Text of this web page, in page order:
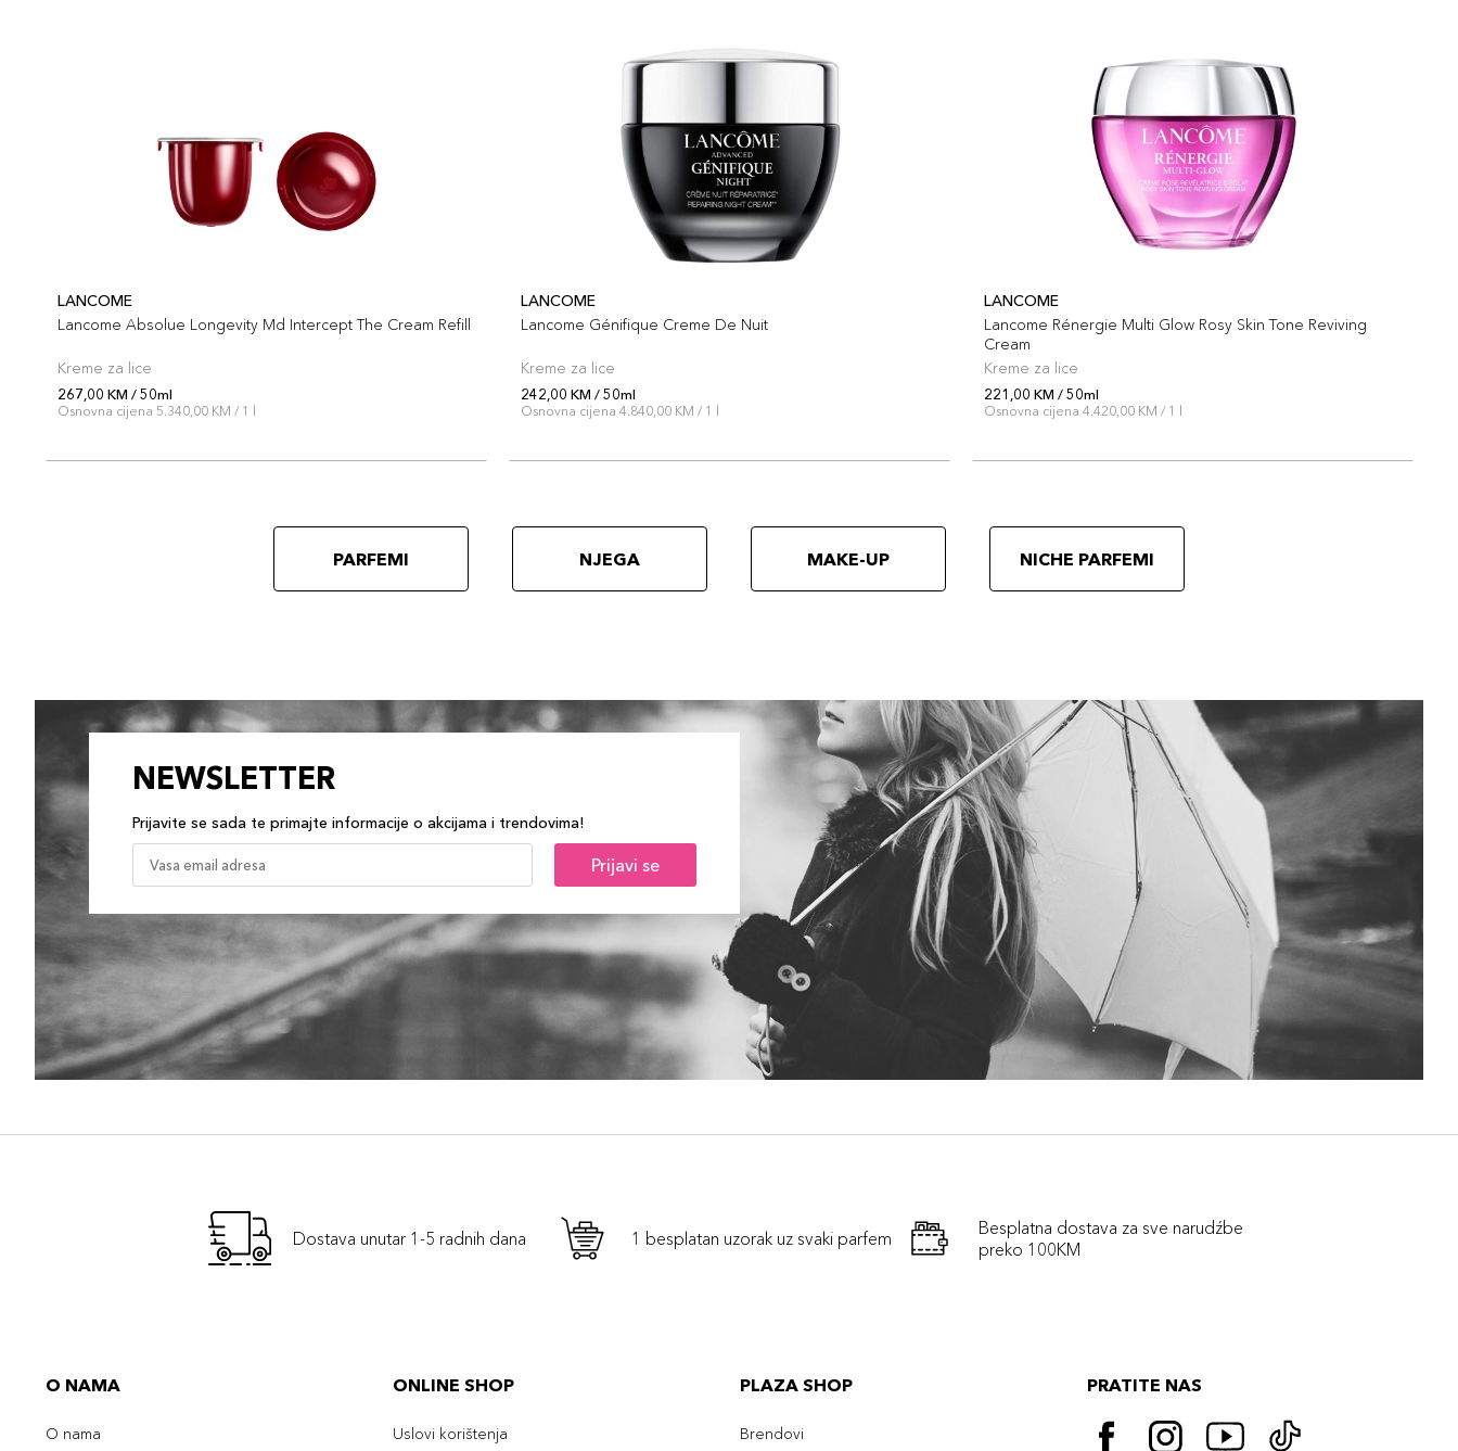
LANCOME
Lancome Absolue Longevity Md Intercept The Cream Refill
Kreme za lice
267,00 KM / 50ml
Osnovna cijena 5.340,00 KM / 1 l
LANCOME
Lancome Génifique Creme De Nuit
Kreme za lice
242,00 KM / 50ml
Osnovna cijena 4.840,00 KM / 1 l
LANCOME
Lancome Rénergie Multi Glow Rosy Skin Tone Reviving
Cream
Kreme za lice
221,00 KM / 50ml
Osnovna cijena 4.420,00 KM / 1 l
PARFEMI NJEGA MAKE-UP NICHE PARFEMI
NEWSLETTER
Prijavite se sada te primajte informacije o akcijama i trendovima!
Prijavi se
Dostava unutar 1-5 radnih dana 1 besplatan uzorak uz svaki parfem
Besplatna dostava za sve narudźbe
preko 100KM
O NAMA
O nama
ONLINE SHOP
Uslovi korištenja
PLAZA SHOP
Brendovi
PRATITE NAS